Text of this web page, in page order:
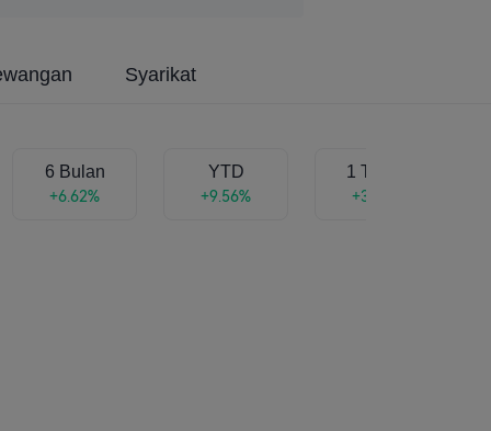
Syarikat
6 Bulan
+6.62%
YTD
+9.56%
1 Tahun
+3.29%